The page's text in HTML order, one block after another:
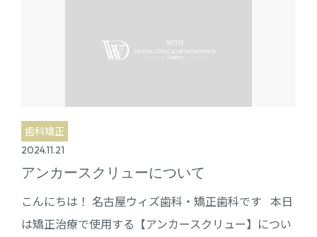
歯科矯正
2024.11.21
アンカースクリューについて
こんにちは！ 名古屋ウィズ歯科・矯正歯科です 本日
は矯正治療で使用する【アンカースクリュー】につい